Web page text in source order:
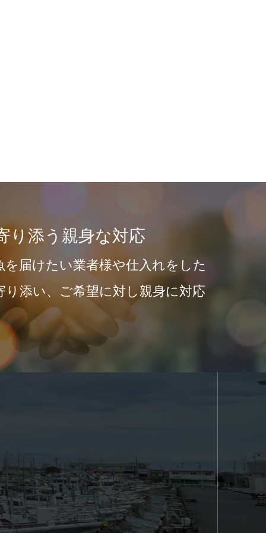
り添う親身な対応
を届けたい業者様や仕入れをした
り添い、ご希望に対し親身に対応